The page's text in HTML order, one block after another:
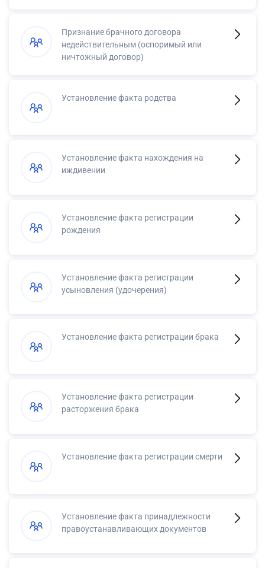
Признание брачного договора
недействительным (оспоримый или
ничтожный договор)
Установление факта родства
Установление факта нахождения на
иждивении
Установление факта регистрации
рождения
Установление факта регистрации
усыновления (удочерения)
Установление факта регистрации брака
Установление факта регистрации
расторжения брака
Установление факта регистрации смерти
Установление факта принадлежности
правоустанавливающих документов